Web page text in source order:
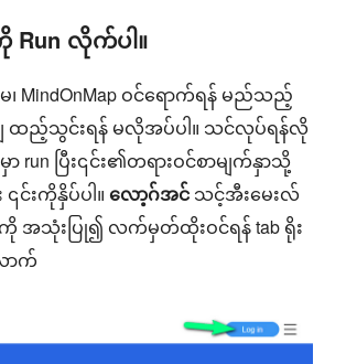
Run လိုက်ပါ။
၊ MindOnMap ဝင်ရောက်ရန် မည်သည့်
ထည့်သွင်းရန် မလိုအပ်ပါ။ သင်လုပ်ရန်လို
run ပြီး၎င်း၏တရားဝင်စာမျက်နှာသို့
၎င်းကိုနှိပ်ပါ။ လော့ဂ်အင် သင့်အီးမေးလ်
အသုံးပြု၍ လက်မှတ်ထိုးဝင်ရန် tab ရိုး
ာက်